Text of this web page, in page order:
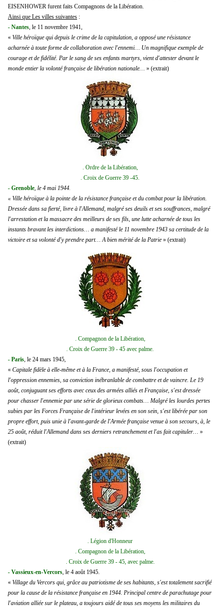
EISENHOWER furent faits Compagnons de la Libération.
Ainsi que Les villes suivantes :
- Nantes , le 11 novembre 1941,
« Ville héroïque qui depuis le crime de la capitulation, a opposé une résistance
acharnée à toute forme de collaboration avec l'ennemi… Un magnifique exemple de
courage et de fidélité. Par le sang de ses enfants martyrs, vient d'attester devant le
monde entier la volonté française de libération nationale…
» (extrait)
. Ordre de la Libération,
. Croix de Guerre 39 -45.
- Grenoble le 4 mai 1944
« Ville héroïque à la pointe de la résistance française et du combat pour la libération.
Dressée dans sa fierté, livre à l'Allemand, malgré ses deuils et ses souffrances, malgré
l'arrestation et la massacre des meilleurs de ses fils, une lutte acharnée de tous les
instants bravant les interdictions… a manifesté le 11 novembre 1943 sa certitude de la
victoire et sa volonté d'y prendre part… A bien mérité de la Patrie » (extrait)
. Compagnon de la Libération,
. Croix de Guerre 39 - 45 avec palme.
- Paris , le 24 mars 1945,
« Capitale fidèle à elle-même et à la France, a manifesté, sous l'occupation et
l'oppression ennemies, sa conviction inébranlable de combattre et de vaincre. Le 19
août, conjuguant ses efforts avec ceux des armées alliés et Française, s'est dressée
pour chasser l'ennemie par une série de glorieux combats… Malgré les lourdes pertes
subies par les Forces Française de l'intérieur levées en son sein, s'est libérée par son
propre effort, puis unie à l'avant-garde de l'Armée française venue à son secours, à, le
25 août, réduit l'Allemand dans ses derniers retranchement et l'as fait capituler… »
(extrait)
. Légion d'Honneur
. Compagnon de la Libération,
. Croix de Guerre 39 - 45, avec palme.
- Vassieux-en-Vercors , le 4 août 1945.
« Village du Vercors qui, grâce au patriotisme de ses habitants, s'est totalement sacrifié
pour la cause de la résistance française en 1944. Principal centre de parachutage pour
l'aviation alliée sur le plateau, a toujours aidé de tous ses moyens les militaires du